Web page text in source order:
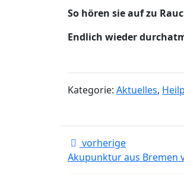
So hören sie auf zu
Endlich wieder
Kategorie: Aktuelles,
vorherige
Akupunktur aus Bremen